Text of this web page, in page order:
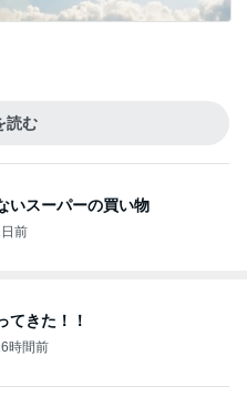
読む
いスーパーの買い物
前
てきた！！
時間前